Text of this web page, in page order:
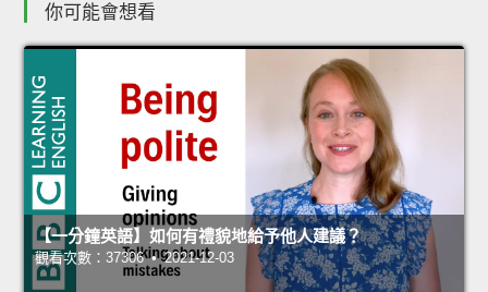
你可能會想看
【一分鐘英語】如何有禮貌地給予他人建議？
觀看次數：37306 • 2021-12-03